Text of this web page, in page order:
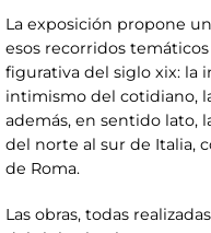
La exposición propone
esos recorridos
figurativa del siglo xix: la
intimismo del cotidiano,
además, en sentido lato,
del norte al sur de Italia,
de Roma.
Las obras, todas